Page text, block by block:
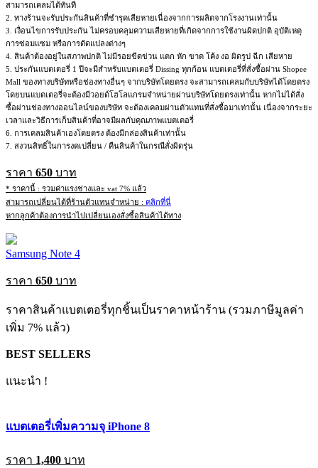
สามารถเคลมได้ทันที
2. ทางร้านจะรับประกันสินค้าที่ชำรุดเสียหายเนื่องจากการผลิตจากโรงงานเท่านั้น
3. เงื่อนไขการรับประกัน ไม่ครอบคลุมความเสียหายที่เกิดจากการใช้งานผิดปกติ อุบัติเหตุ
การซ่อมแซม หรือการดัดแปลงต่างๆ
4. สินค้าต้องอยู่ในสภาพปกติ ไม่มีรอยขีดข่วน แตก หัก ขาด โค้ง งอ ผิดรูป ฉีก เสียหาย
5. ประกันแบตเตอรี่ 1 ปีจะมีสำหรับแบตเตอรี่ Dissing ทุกก้อน แบตเตอรี่ที่สั่งซื้อผ่าน Shopee
Mall ของทางบริษัทหรือช่องทางอื่นๆ จากบริษัทโดยตรง จะสามารถเคลมกับบริษัทได้โดยตรง
โดยบนแบตเตอรี่จะต้องมีวอยด์โฮโลแกรมจำหน่ายผ่านบริษัทโดยตรงเท่านั้น หากไม่ได้สั่ง
ซื้อผ่านช่องทางออนไลน์ของบริษัท จะต้องเคลมผ่านตัวแทนที่สั่งซื้อมาเท่านั้น เนื่องจากระยะ
เวลาและวิธีการเก็บสินค้าที่อาจมีผลกับคุณภาพแบตเตอรี่
6. การเคลมสินค้าเองโดยตรง ต้องมีกล่องสินค้าเท่านั้น
7. สงวนสิทธิ์ในการงดเปลี่ยน / คืนสินค้าในกรณีสั่งผิดรุ่น
ราคา 650 บาท
* ราคานี้ : รวมค่าแรงช่างและ vat 7% แล้ว
สามารถเปลี่ยนได้ที่ร้านตัวแทนจำหน่าย : คลิกที่นี่
หากลูกค้าต้องการนำไปเปลี่ยนเองสั่งซื้อสินค้าได้ทาง
Samsung Note 4
ราคา 650 บาท
ราคาสินค้าแบตเตอรี่ทุกชิ้นเป็นราคาหน้าร้าน (รวมภาษีมูลค่า
เพิ่ม 7% แล้ว)
BEST SELLERS
แนะนำ !
แบตเตอรี่เพิ่มความจุ iPhone 8
ราคา 1,400 บาท